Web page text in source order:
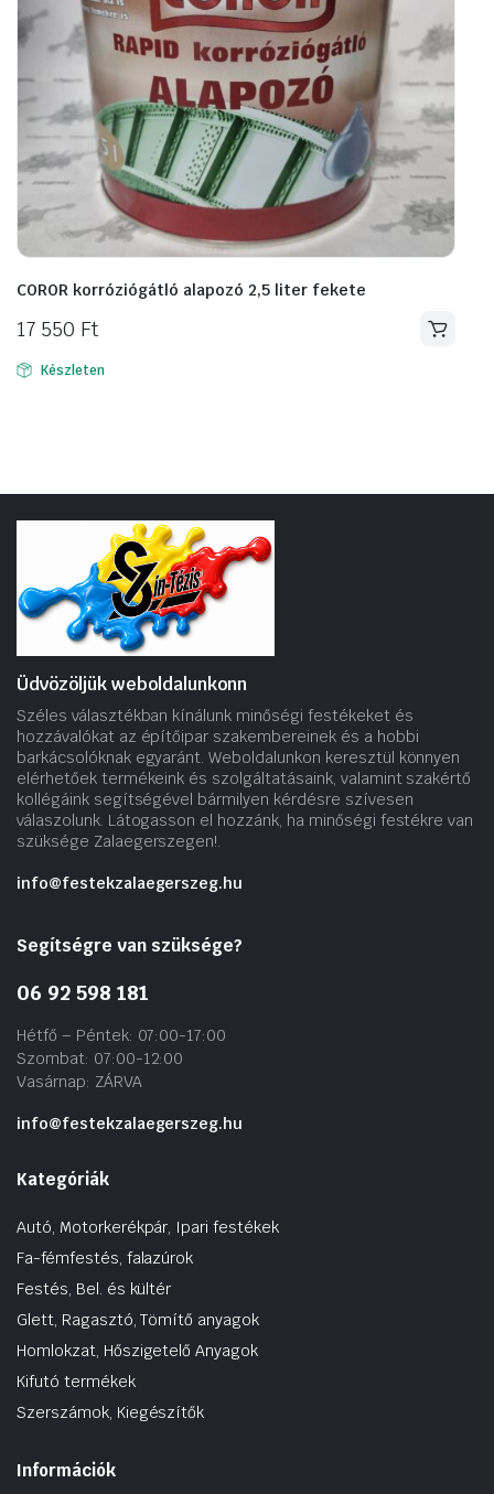
COROR korróziógátló alapozó 2,5 liter fekete
17 550 Ft
Készleten
Üdvözöljük weboldalunkonn
Széles választékban kínálunk minőségi festékeket és
hozzávalókat az építőipar szakembereinek és a hobbi
barkácsolóknak egyaránt. Weboldalunkon keresztül könnyen
elérhetőek termékeink és szolgáltatásaink, valamint szakértő
kollégáink segítségével bármilyen kérdésre szívesen
válaszolunk. Látogasson el hozzánk, ha minőségi festékre van
szüksége Zalaegerszegen!.
info@festekzalaegerszeg.hu
Segítségre van szüksége?
06 92 598 181
Hétfő – Péntek: 07:00-17:00
Szombat: 07:00-12:00
Vasárnap: ZÁRVA
info@festekzalaegerszeg.hu
Kategóriák
Autó, Motorkerékpár, Ipari festékek
Fa-fémfestés, falazúrok
Festés, Bel. és kültér
Glett, Ragasztó, Tömítő anyagok
Homlokzat, Hőszigetelő Anyagok
Kifutó termékek
Szerszámok, Kiegészítők
Információk